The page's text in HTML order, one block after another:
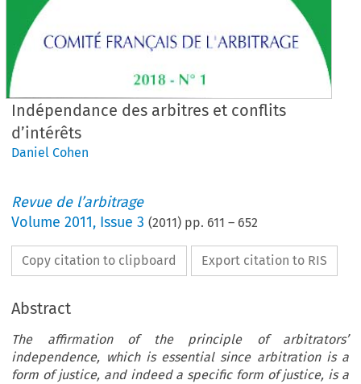
Indépendance des arbitres et conflits
d’intérêts
Daniel Cohen
Revue de l’arbitrage
Volume2011, Issue 3 (2011) pp. 611 – 652
Copy citation to clipboard Export citation to RIS
Abstract
The affirmation of the principle of arbitrators’
independence, which is essential since arbitration is a
form of justice, and indeed a specific form of justice, is a